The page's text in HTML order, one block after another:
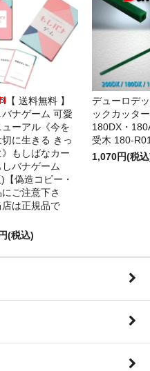
【 送料無料 】
バナゲーム 可愛
ューアル《今を
切に生きる きっ
もしばなカー
バナゲーム
【偽造コピー・
ご注意下さ
店は正規品で
(税込)
デューロデ
ックカッタ
180DX・
受木 180-
1,070円(税